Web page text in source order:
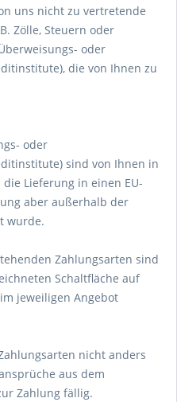
uns nicht zu vertretende
Zölle, Steuern oder
oder
die von Ihnen zu
oder
sind von Ihnen in
Lieferung in einen EU-
aber außerhalb der
wurde.
Zahlungsarten sind
Schaltfläche auf
jeweiligen Angebot
nicht anders
aus dem
Zahlung fällig.